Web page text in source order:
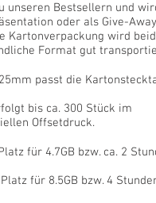
unseren Bestsellern und
oder als Give-Away
Kartonverpackung wird
Format gut
passt die
bis ca. 300 Stück im
Offsetdruck.
für 4.7GB bzw. ca. 2
für 8.5GB bzw. 4